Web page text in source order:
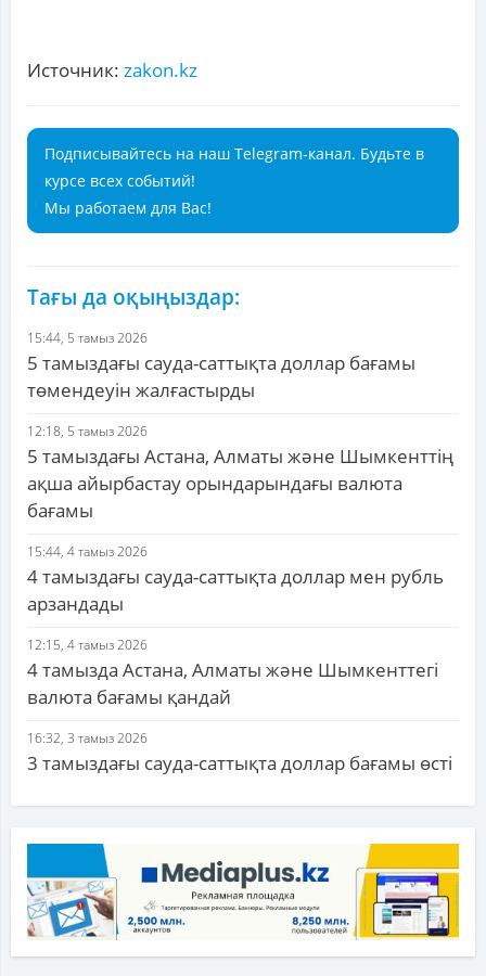
Источник: zakon.kz
Подписывайтесь на наш Telegram-канал. Будьте в
курсе всех событий!
Мы работаем для Вас!
Тағы да оқыңыздар:
15:44, 5 тамыз 2026
5 тамыздағы сауда-саттықта доллар бағамы
төмендеуін жалғастырды
12:18, 5 тамыз 2026
5 тамыздағы Астана, Алматы және Шымкенттің
ақша айырбастау орындарындағы валюта
бағамы
15:44, 4 тамыз 2026
4 тамыздағы сауда-саттықта доллар мен рубль
арзандады
12:15, 4 тамыз 2026
4 тамызда Астана, Алматы және Шымкенттегі
валюта бағамы қандай
16:32, 3 тамыз 2026
3 тамыздағы сауда-саттықта доллар бағамы өсті